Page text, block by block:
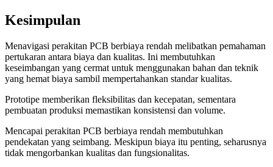
Kesimpulan
Menavigasi perakitan PCB berbiaya rendah melibatkan pemahaman
pertukaran antara biaya dan kualitas. Ini membutuhkan
keseimbangan yang cermat untuk menggunakan bahan dan teknik
yang hemat biaya sambil mempertahankan standar kualitas.
Prototipe memberikan fleksibilitas dan kecepatan, sementara
pembuatan produksi memastikan konsistensi dan volume.
Mencapai perakitan PCB berbiaya rendah membutuhkan
pendekatan yang seimbang. Meskipun biaya itu penting, seharusnya
tidak mengorbankan kualitas dan fungsionalitas.